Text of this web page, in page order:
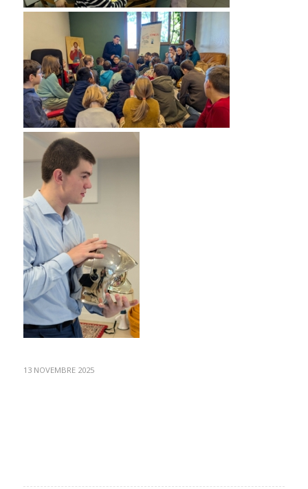
13 NOVEMBRE 2025